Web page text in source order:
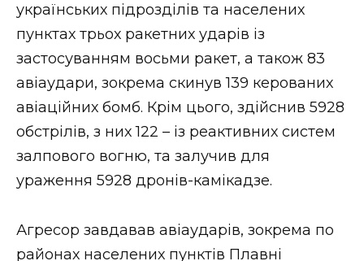
ВІДЕО
українських підрозділів та населених
пунктах трьох ракетних ударів із
застосуванням восьми ракет, а також 83
авіаудари, зокрема скинув 139 керованих
авіаційних бомб. Крім цього, здійснив 5928
обстрілів, з них 122 – із реактивних систем
залпового вогню, та залучив для
ураження 5928 дронів-камікадзе.
Агресор завдавав авіаударів, зокрема по
районах населених пунктів Плавні